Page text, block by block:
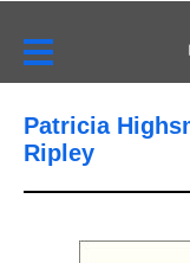
Patricia
Ripley